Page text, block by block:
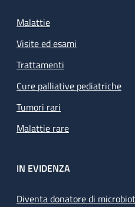
Malattie
Visite ed esami
Trattamenti
Cure palliative pediatriche
Tumori rari
Malattie rare
IN EVIDENZA
Diventa donatore di